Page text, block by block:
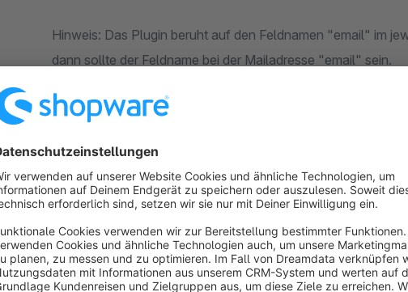
Hinweis: Das Plugin beruht auf den Feldnamen "email" im
dann sollte der Feldname bei der Mailadresse "email" sein.
Hinweis: Ab Version 2.1.0 gibt es neue Einstellungen. Die
Achtung: das Plugin ist nicht mit dem Shopware-